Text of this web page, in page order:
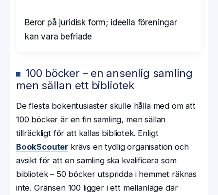
Beror på juridisk form; ideella föreningar
kan vara befriade
100 böcker – en ansenlig samling
men sällan ett bibliotek
De flesta bokentusiaster skulle hålla med om att
100 böcker är en fin samling, men sällan
tillräckligt för att kallas bibliotek. Enligt
BookScouter krävs en tydlig organisation och
avsikt för att en samling ska kvalificera som
bibliotek – 50 böcker utspridda i hemmet räknas
inte. Gränsen 100 ligger i ett mellanläge där